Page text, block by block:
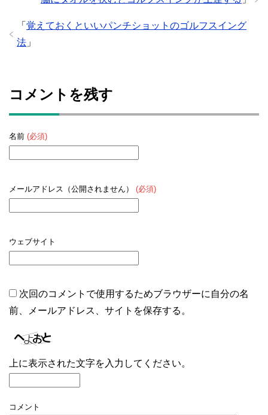
「 覚えておくといいパンチショットのゴルフスイング
法 」
コメントを残す
名前 (必須)
メールアドレス（公開されません） (必須)
ウェブサイト
次回のコメントで使用するためブラウザーに自分の名
前、メールアドレス、サイトを保存する。
上に表示された文字を入力してください。
コメント